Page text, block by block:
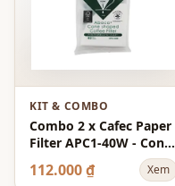
KIT & COMBO
Combo 2 x Cafec Paper
Filter APC1-40W - Cone
V60-01 Cup-1 40-Sheets
- White - Abaca+
112.000 ₫ Xem